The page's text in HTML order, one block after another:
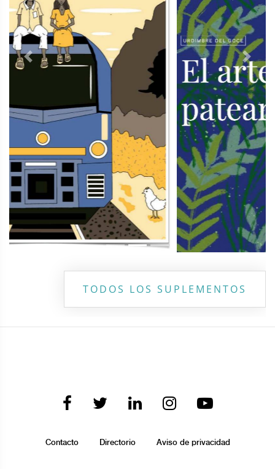
Previous Next
TODOS LOS SUPLEMENTOS
Contacto Directorio Aviso de privacidad